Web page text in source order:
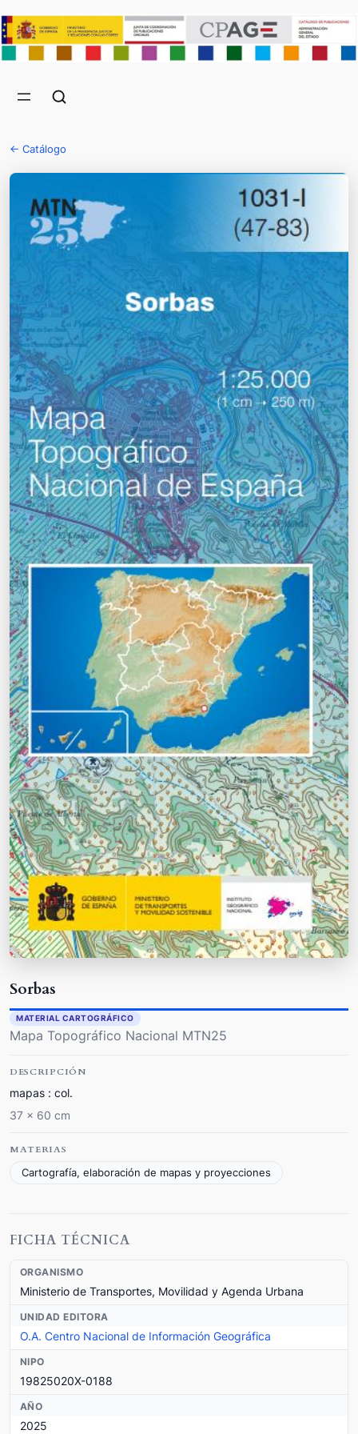
← Catálogo
Sorbas
MATERIAL CARTOGRÁFICO
Mapa Topográfico Nacional MTN25
DESCRIPCIÓN
mapas : col.
37 x 60 cm
MATERIAS
Cartografía, elaboración de mapas y proyecciones
FICHA TÉCNICA
ORGANISMO
Ministerio de Transportes, Movilidad y Agenda Urbana
UNIDAD EDITORA
O.A. Centro Nacional de Información Geográfica
NIPO
19825020X-0188
AÑO
2025